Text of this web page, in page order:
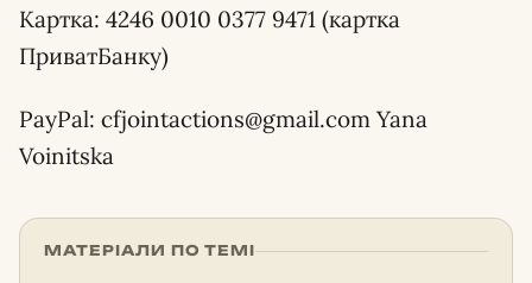
Картка: 4246 0010 0377 9471 (картка
ПриватБанку)
PayPal: cfjointactions@gmail.com Yana
Voinitska
МАТЕРІАЛИ ПО ТЕМІ